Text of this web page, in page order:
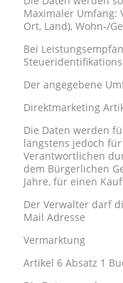
Maximaler Umfang:
Ort, Land), Wohn-/
Bei
Der angegebene
Direktmarketing
Die Daten werden
längstens jedoch
Verantwortlichen
dem Bürgerlichen
Jahre, für einen
Der Verwalter darf
Mail Adresse
Vermarktung
Artikel 6 Absatz 1